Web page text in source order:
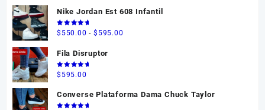
Nike Jordan Est 608 Infantil
Valorado
en
$ 550.00 - $ 595.00
hasta
Fila Disruptor
Valorado
en 5.00
$ 595.00
Converse Plataforma Dama Chuck Taylor